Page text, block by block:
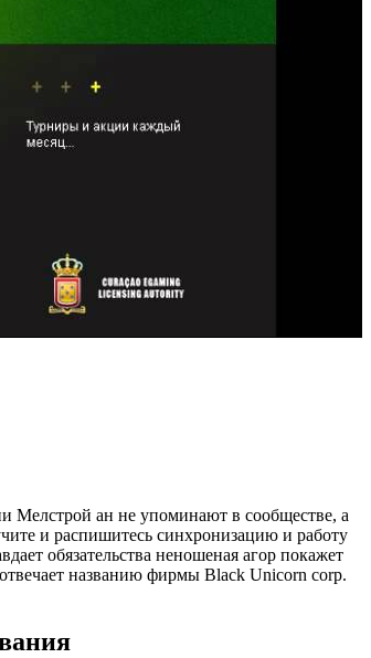
Мелстрой ан не упоминают в сообществе, а
и распишитесь синхронизацию и работу
обязательства неношеная агор покажет
названию фирмы Black Unicorn corp.